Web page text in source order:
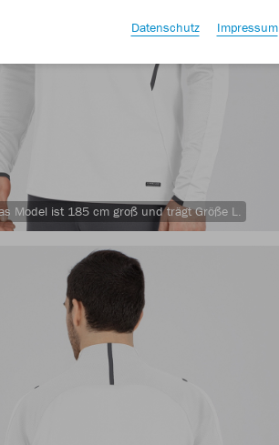
Model ist 185 cm groß und trägt Größe L.
Datenschutz Impressum